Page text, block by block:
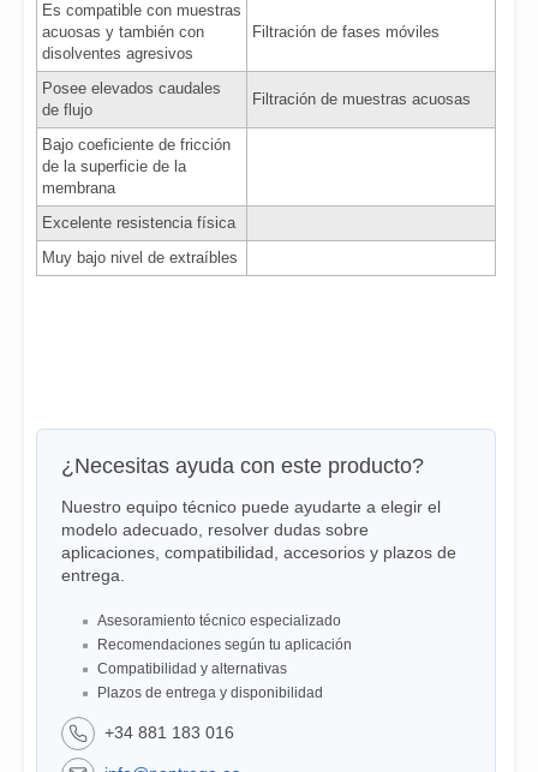
Es compatible con muestras
acuosas y también con
disolventes agresivos
Filtración de fases móviles
Posee elevados caudales
de flujo
Filtración de muestras acuosas
Bajo coeficiente de fricción
de la superficie de la
membrana
Excelente resistencia física
Muy bajo nivel de extraíbles
¿Necesitas ayuda con este producto?
Nuestro equipo técnico puede ayudarte a elegir el
modelo adecuado, resolver dudas sobre
aplicaciones, compatibilidad, accesorios y plazos de
entrega.
Asesoramiento técnico especializado
Recomendaciones según tu aplicación
Compatibilidad y alternativas
Plazos de entrega y disponibilidad
+34 881 183 016